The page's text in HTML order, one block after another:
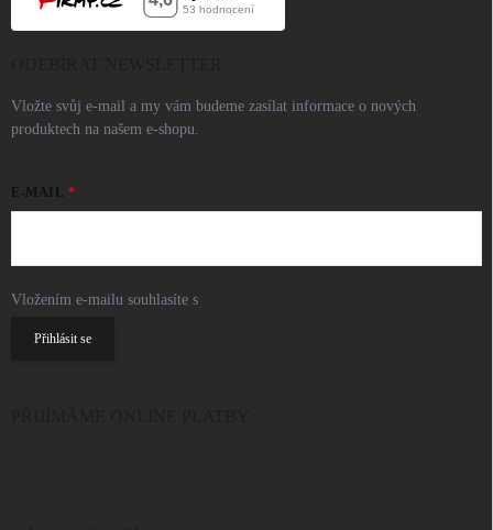
Vložte svůj e-mail a my vám budeme zasílat informace o nových
produktech na našem e-shopu.
E-MAIL
Vložením e-mailu souhlasíte s
Přihlásit se